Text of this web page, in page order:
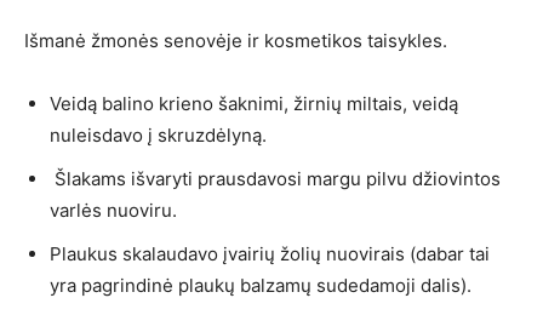
Išmanė žmonės senovėje ir kosmetikos taisykles.
Veidą balino krieno šaknimi, žirnių miltais, veidą
nuleisdavo į skruzdėlyną.
Šlakams išvaryti prausdavosi margu pilvu džiovintos
varlės nuoviru.
Plaukus skalaudavo įvairių žolių nuovirais (dabar tai
yra pagrindinė plaukų balzamų sudedamoji dalis).